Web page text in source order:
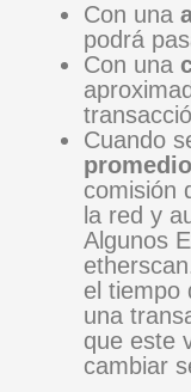
Con una
podrá
Con una
Cuando
promedio
comisión
la red y
Algunos
el tiempo
una
que este
cambiar